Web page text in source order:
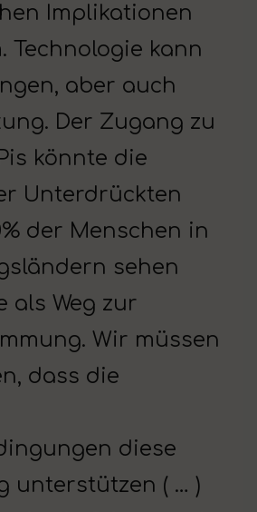
Implikationen
Technologie kann
aber auch
Der Zugang zu
könnte die
Unterdrückten
der Menschen in
sehen
als Weg zur
Wir müssen
dass die
diese
unterstützen ( … )